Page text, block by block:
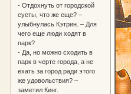
- Отдохнуть от городской
суеты, что же еще? –
улыбнулась Кэтрин. – Для
чего еще люди ходят в
парк?
- Да, но можно сходить в
парк в черте города, а не
ехать за город ради этого
же удовольствия? –
заметил Кинг.